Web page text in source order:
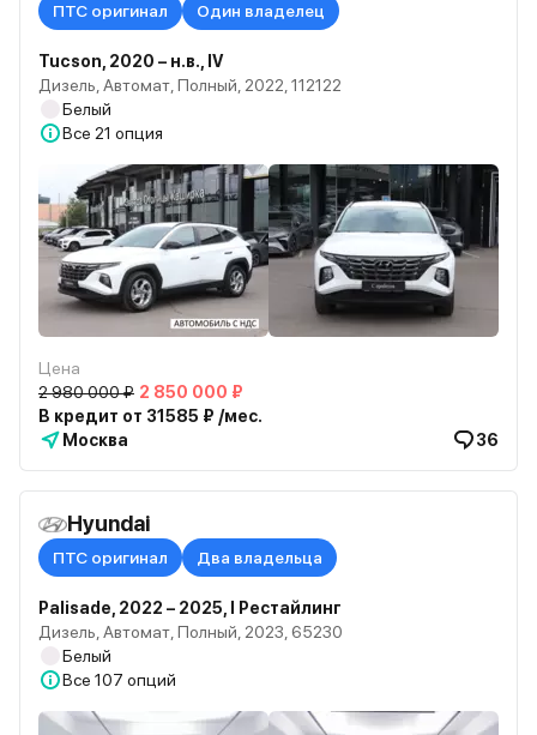
ПТС оригинал Один владелец
Tucson, 2020 – н.в., IV
Дизель, Автомат, Полный, 2022, 112122
Белый
Все 21 опция
Цена
2 980 000 ₽ 2 850 000 ₽
В кредит от 31585 ₽ /мес.
Москва
36
Hyundai
ПТС оригинал Два владельца
Palisade, 2022 – 2025, I Рестайлинг
Дизель, Автомат, Полный, 2023, 65230
Белый
Все 107 опций